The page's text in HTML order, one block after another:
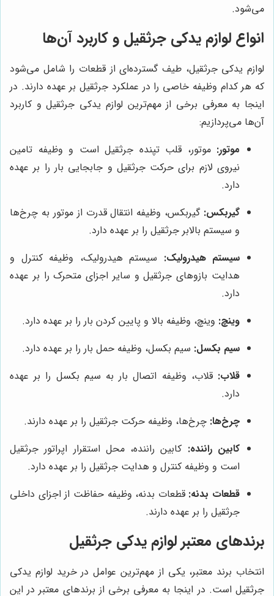
می‌شود.
انواع لوازم یدکی جرثقیل و کاربرد آن‌ها
لوازم یدکی جرثقیل، طیف گسترده‌ای از قطعات را شامل می‌شود
که هر کدام وظیفه خاصی را در عملکرد جرثقیل بر عهده دارند. در
اینجا به معرفی برخی از مهم‌ترین لوازم یدکی جرثقیل و کاربرد
آن‌ها می‌پردازیم:
موتور: موتور، قلب تپنده جرثقیل است و وظیفه تامین
نیروی لازم برای حرکت جرثقیل و جابجایی بار را بر عهده
دارد.
گیربکس: گیربکس، وظیفه انتقال قدرت از موتور به چرخ‌ها
و سیستم بالابر جرثقیل را بر عهده دارد.
سیستم هیدرولیک: سیستم هیدرولیک، وظیفه کنترل و
هدایت بازوهای جرثقیل و سایر اجزای متحرک را بر عهده
دارد.
وینچ: وینچ، وظیفه بالا و پایین کردن بار را بر عهده دارد.
سیم بکسل: سیم بکسل، وظیفه حمل بار را بر عهده دارد.
قلاب: قلاب، وظیفه اتصال بار به سیم بکسل را بر عهده
دارد.
چرخ‌ها: چرخ‌ها، وظیفه حرکت جرثقیل را بر عهده دارند.
کابین راننده: کابین راننده، محل استقرار اپراتور جرثقیل
است و وظیفه کنترل و هدایت جرثقیل را بر عهده دارد.
قطعات بدنه: قطعات بدنه، وظیفه حفاظت از اجزای داخلی
جرثقیل را بر عهده دارند.
برندهای معتبر لوازم یدکی جرثقیل
انتخاب برند معتبر، یکی از مهم‌ترین عوامل در خرید لوازم یدکی
جرثقیل است. در اینجا به معرفی برخی از برندهای معتبر در این